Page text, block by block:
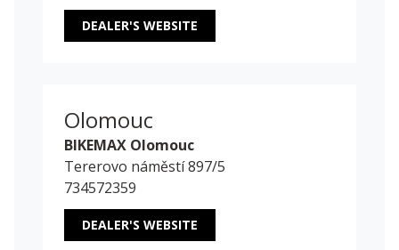
DEALER'S WEBSITE
Olomouc
BIKEMAX Olomouc
Tererovo náměstí 897/5
734572359
DEALER'S WEBSITE